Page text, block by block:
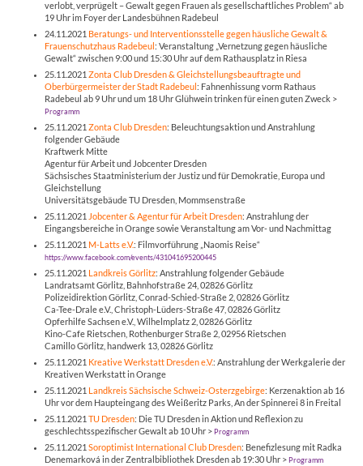
verlobt, verprügelt – Gewalt gegen Frauen als gesellschaftliches Problem“ ab
19 Uhr im Foyer der Landesbühnen Radebeul
24.11.2021 Beratungs- und Interventionsstelle gegen häusliche Gewalt &
Frauenschutzhaus Radebeul : Veranstaltung „Vernetzung gegen häusliche
Gewalt“ zwischen 9:00 und 15:30 Uhr auf dem Rathausplatz in Riesa
25.11.2021 Zonta Club Dresden & Gleichstellungsbeauftragte und
Oberbürgermeister der Stadt Radebeul : Fahnenhissung vorm Rathaus
Radebeul ab 9 Uhr und um 18 Uhr Glühwein trinken für einen guten Zweck >
Programm
25.11.2021 Zonta Club Dresden: Beleuchtungsaktion und Anstrahlung
folgender Gebäude
Kraftwerk Mitte
Agentur für Arbeit und Jobcenter Dresden
Sächsisches Staatministerium der Justiz und für Demokratie, Europa und
Gleichstellung
Universitätsgebäude TU Dresden, Mommsenstraße
25.11.2021 Jobcenter & Agentur für Arbeit Dresden: Anstrahlung der
Eingangsbereiche in Orange sowie Veranstaltung am Vor- und Nachmittag
25.11.2021 M-Latts e.V.: Filmvorführung „Naomis Reise“
https://www.facebook.com/events/431041695200445
25.11.2021 Landkreis Görlitz: Anstrahlung folgender Gebäude
Landratsamt Görlitz, Bahnhofstraße 24, 02826 Görlitz
Polizeidirektion Görlitz, Conrad-Schied-Straße 2, 02826 Görlitz
Ca-Tee-Drale e.V., Christoph-Lüders-Straße 47, 02826 Görlitz
Opferhilfe Sachsen e.V., Wilhelmplatz 2, 02826 Görlitz
Kino-Cafe Rietschen, Rothenburger Straße 2, 02956 Rietschen
Camillo Görlitz, handwerk 13, 02826 Görlitz
25.11.2021 Kreative Werkstatt Dresden e.V.: Anstrahlung der Werkgalerie der
Kreativen Werkstatt in Orange
25.11.2021 Landkreis Sächsische Schweiz-Osterzgebirge: Kerzenaktion ab 16
Uhr vor dem Haupteingang des Weißeritz Parks, An der Spinnerei 8 in Freital
25.11.2021 TU Dresden: Die TU Dresden in Aktion und Reflexion zu
geschlechtsspezifischer Gewalt ab 10 Uhr >Programm
25.11.2021 Soroptimist International Club Dresden: Benefizlesung mit Radka
Denemarková in der Zentralbibliothek Dresden ab 19:30 Uhr >Programm